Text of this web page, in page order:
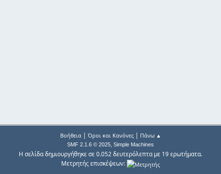
Βοήθεια| Όροι και Κανόνες| Πάνω ▲
SMF 2.1.6 © 2025, Simple Machines
Η σελίδα δημιουργήθηκε σε 0.052 δευτερόλεπτα με 19 ερωτήματα.
Μετρητής επισκέψεων: